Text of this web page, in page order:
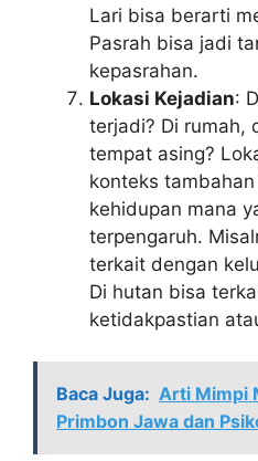
Lari bisa berarti
Pasrah bisa jadi
kepasrahan.
Lokasi Kejadian:
terjadi? Di rumah,
tempat asing?
konteks
kehidupan mana
terpengaruh.
terkait dengan
Di hutan bisa
ketidakpastian
Baca Juga: Arti Mimpi
Primbon Jawa dan